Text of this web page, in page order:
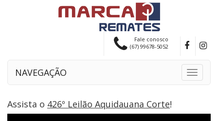
Fale conosco
(67) 99678-5052
Toggle
NAVEGAÇÃO
Assista o 426º Leilão Aquidauana Corte!